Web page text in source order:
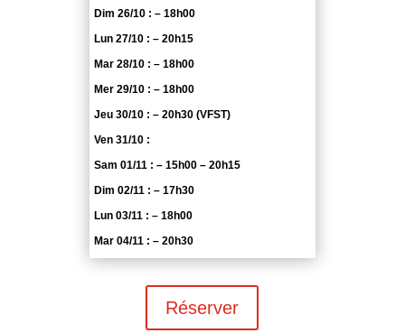
Dim 26/10 : – 18h00
Lun 27/10 : – 20h15
Mar 28/10 : – 18h00
Mer 29/10 : – 18h00
Jeu 30/10 : – 20h30 (VFST)
Ven 31/10 :
Sam 01/11 : – 15h00 – 20h15
Dim 02/11 : – 17h30
Lun 03/11 : – 18h00
Mar 04/11 : – 20h30
Réserver